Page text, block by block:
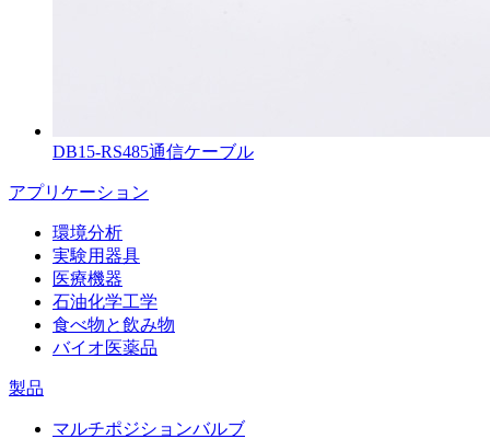
DB15-RS485通信ケーブル
アプリケーション
環境分析
実験用器具
医療機器
石油化学工学
食べ物と飲み物
バイオ医薬品
製品
マルチポジションバルブ